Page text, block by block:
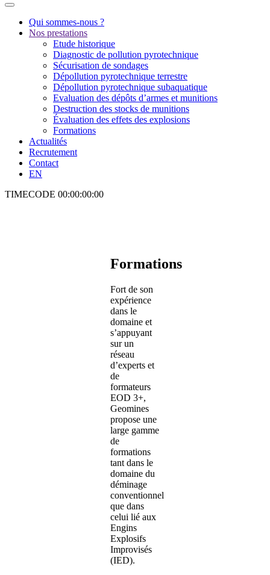
Qui sommes-nous ?
Nos prestations
Etude historique
Diagnostic de pollution pyrotechnique
Sécurisation de sondages
Dépollution pyrotechnique terrestre
Dépollution pyrotechnique subaquatique
Evaluation des dépôts d’armes et munitions
Destruction des stocks de munitions
Évaluation des effets des explosions
Formations
Actualités
Recrutement
Contact
EN
TIMECODE 00:00:00:00
Formations
Fort de son
expérience
dans le
domaine et
s’appuyant
sur un
réseau
d’experts et
de
formateurs
EOD 3+,
Geomines
propose une
large gamme
de
formations
tant dans le
domaine du
déminage
conventionnel
que dans
celui lié aux
Engins
Explosifs
Improvisés
(IED).